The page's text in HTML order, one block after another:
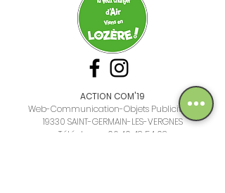
ACTION COM'19
Web-Communication-Objets Publicitaire
19330 SAINT-GERMAIN-LES-VERGNES
Téléphone : 06 40 48 54 02